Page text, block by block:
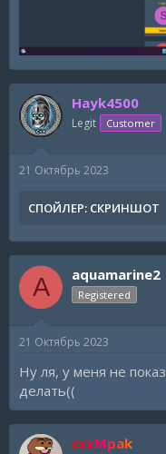
Hayk4500
Legit Customer
21 Октябрь 2023
СПОЙЛЕР: СКРИНШОТ
A aquamarine2
Registered
21 Октябрь 2023
Ну ля, у меня не
делать((
csxMpak